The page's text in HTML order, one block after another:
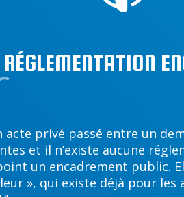
RÉGLEMENTATION
privé passé entre un
et il n’existe aucune
un encadrement public.
», qui existe déjà pour